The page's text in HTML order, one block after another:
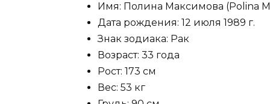
Имя: Полина Максимова (Polina
Дата рождения: 12 июля 1989 г.
Знак зодиака: Рак
Возраст: 33 года
Рост: 173 см
Вес: 53 кг